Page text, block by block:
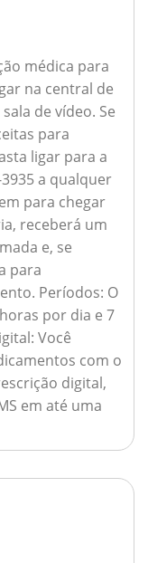
médica para
na central de
de vídeo. Se
para
ligar para a
a qualquer
para chegar
receberá um
e, se
para
Períodos: O
por dia e 7
Você
com o
digital,
em até uma